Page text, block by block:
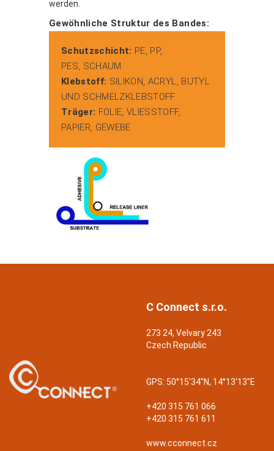
werden.
Gewöhnliche Struktur des Bandes:
Schutzschicht: PE, PP,
PES, SCHAUM
Klebstoff: SILIKON, ACRYL, BUTYL
UND SCHMELZKLEBSTOFF
Träger: FOLIE, VLIESSTOFF,
PAPIER, GEWEBE
C Connect s.r.o.
273 24, Velvary 243
Czech Republic
GPS: 50°15'34"N, 14°13'13"E
+420 315 761 066
+420 315 761 611
www.cconnect.cz